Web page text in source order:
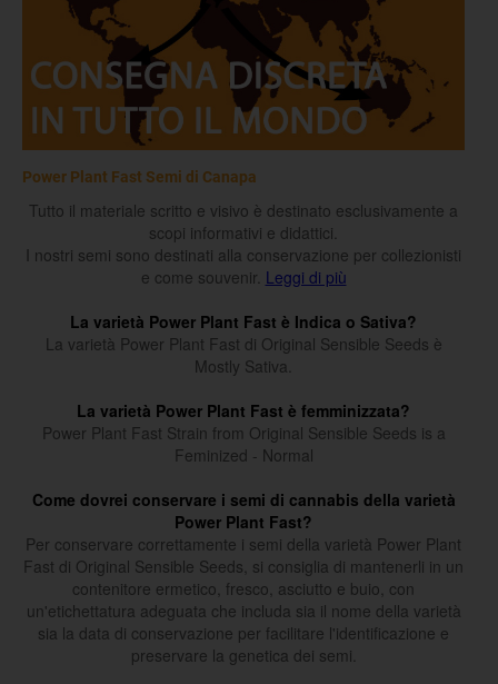
Power Plant Fast Semi di Canapa
Tutto il materiale scritto e visivo è destinato esclusivamente a
scopi informativi e didattici.
I nostri semi sono destinati alla conservazione per collezionisti
e come souvenir. Leggi di più
La varietà Power Plant Fast è Indica o Sativa?
La varietà Power Plant Fast di Original Sensible Seeds è
Mostly Sativa.
La varietà Power Plant Fast è femminizzata?
Power Plant Fast Strain from Original Sensible Seeds is a
Feminized - Normal
Come dovrei conservare i semi di cannabis della varietà
Power Plant Fast?
Per conservare correttamente i semi della varietà Power Plant
Fast di Original Sensible Seeds, si consiglia di mantenerli in un
contenitore ermetico, fresco, asciutto e buio, con
un'etichettatura adeguata che includa sia il nome della varietà
sia la data di conservazione per facilitare l'identificazione e
preservare la genetica dei semi.